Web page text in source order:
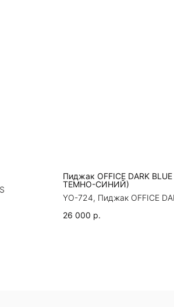
Пиджак OFFICE DARK
ТЕМНО-СИНИЙ)
YO-724, Пиджак OFFICE
26 000 р.